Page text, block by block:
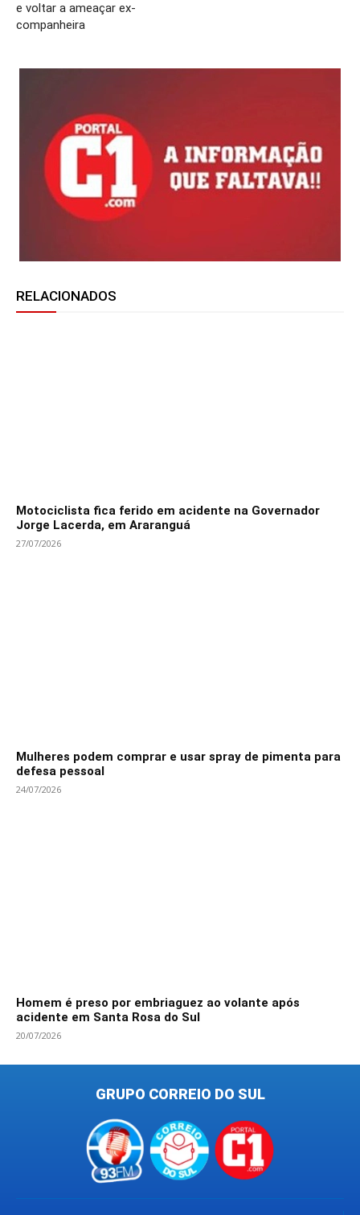
e voltar a ameaçar ex-
companheira
RELACIONADOS
Motociclista fica ferido em acidente na Governador
Jorge Lacerda, em Araranguá
27/07/2026
Mulheres podem comprar e usar spray de pimenta para
defesa pessoal
24/07/2026
Homem é preso por embriaguez ao volante após
acidente em Santa Rosa do Sul
20/07/2026
GRUPO CORREIO DO SUL